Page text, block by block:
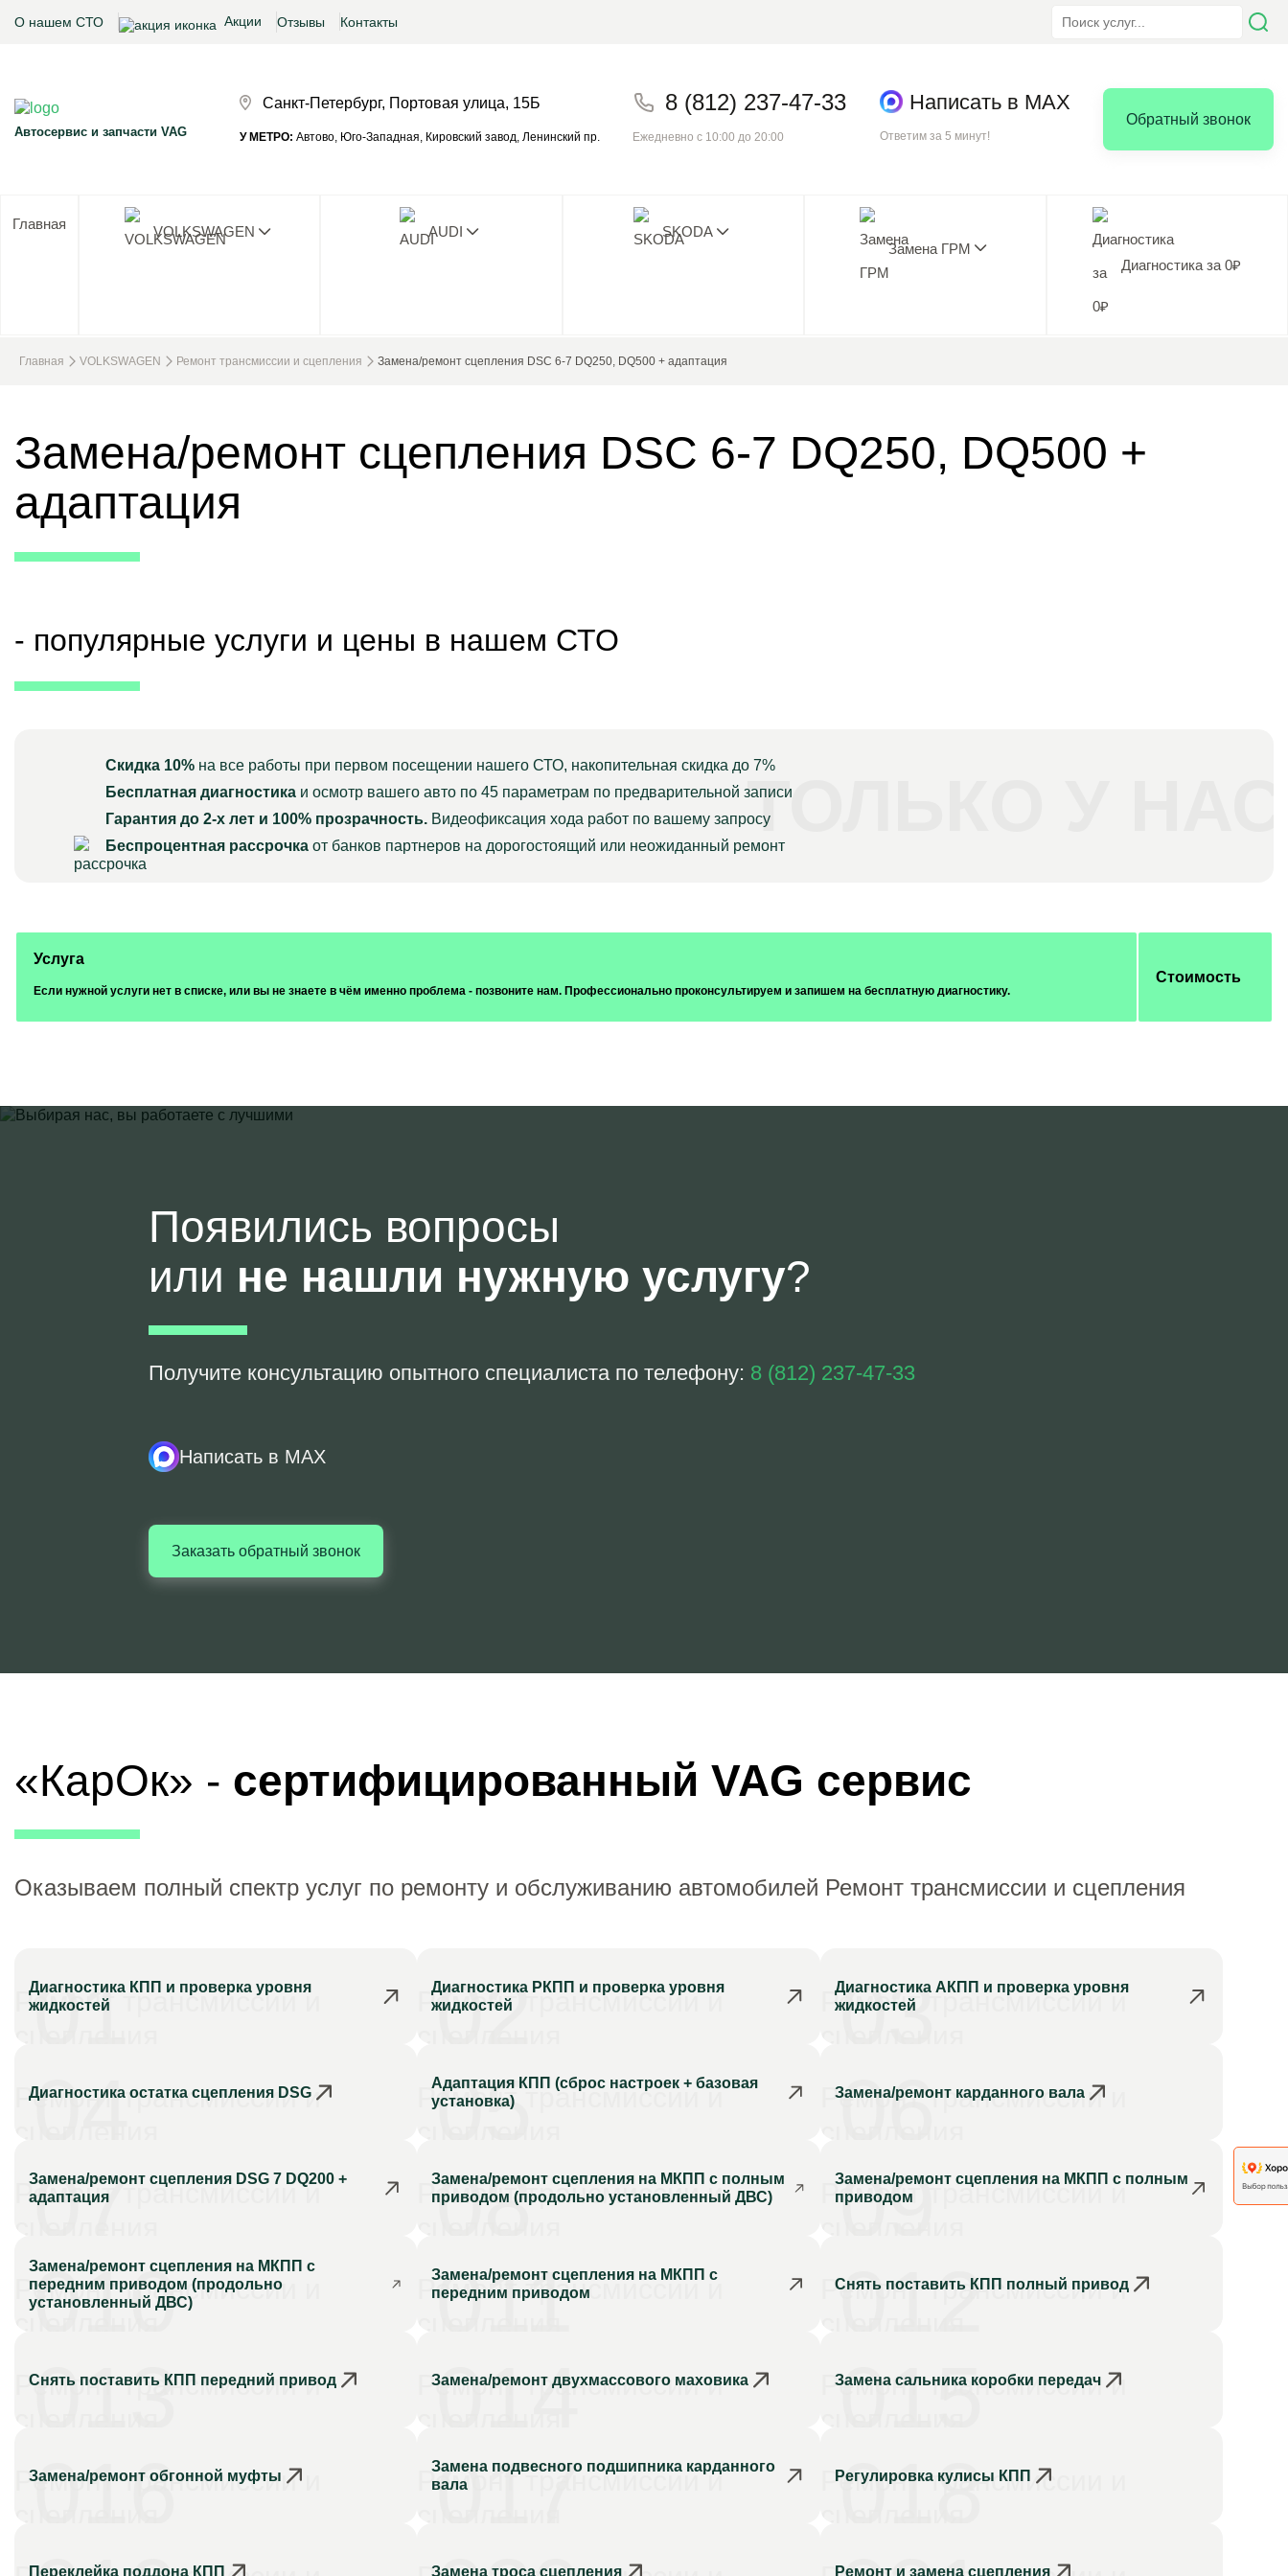
О нашем СТО Акции Отзывы Контакты
Автосервис и запчасти VAG
Санкт-Петербург, Портовая улица, 15Б
У МЕТРО: Автово, Юго-Западная, Кировский завод, Ленинский пр.
8 (812) 237-47-33
Ежедневно с 10:00 до 20:00
Написать в MAX
Ответим за 5 минут!
Обратный звонок
Главная VOLKSWAGEN AUDI
SKODA
Замена ГРМ
Диагностика за 0₽
5.0
Главная VOLKSWAGEN Ремонт трансмиссии и сцепления Замена/ремонт сцепления DSC 6-7 DQ250, DQ500 + адаптация
Замена/ремонт сцепления DSC 6-7 DQ250, DQ500 +
адаптация
- популярные услуги и цены в нашем СТО
Скидка 10% на все работы при первом посещении нашего СТО, накопительная скидка до 7%
Бесплатная диагностика и осмотр вашего авто по 45 параметрам по предварительной записи
Гарантия до 2-х лет и 100% прозрачность. Видеофиксация хода работ по вашему запросу
Беспроцентная рассрочка от банков партнеров на дорогостоящий или неожиданный ремонтТОЛЬКО У НАС
Услуга
Если нужной услуги нет в списке, или вы не знаете в чём именно проблема - позвоните нам. Профессионально проконсультируем и запишем на бесплатную диагностику.
Стоимость
Появились вопросы
или не нашли нужную услугу?
Получите консультацию опытного специалиста по телефону: 8 (812) 237-47-33
Написать в MAX
Заказать обратный звонок
«КарОк» - сертифицированный VAG сервис
Оказываем полный спектр услуг по ремонту и обслуживанию автомобилей Ремонт трансмиссии и сцепления
01
Ремонт трансмиссии и
Диагностика КПП и проверка уровня
жидкостей
02
Ремонт трансмиссии и
Диагностика РКПП и проверка уровня
жидкостей
03
Ремонт трансмиссии и
Диагностика АКПП и проверка уровня
жидкостей
04
Ремонт трансмиссии и
Диагностика остатка сцепления DSG 05
Ремонт трансмиссии и
Адаптация КПП (сброс настроек + базовая
установка)
06
Ремонт трансмиссии и
Замена/ремонт карданного вала
07
Ремонт трансмиссии и
Замена/ремонт сцепления DSG 7 DQ200 +
адаптация
08
Ремонт трансмиссии и
Замена/ремонт сцепления на МКПП с полным
приводом (продольно установленный ДВС)
09
Ремонт трансмиссии и
Замена/ремонт сцепления на МКПП с полным
приводом
010
Ремонт трансмиссии и
Замена/ремонт сцепления на МКПП с
передним приводом (продольно
установленный ДВС)
011
Ремонт трансмиссии и
Замена/ремонт сцепления на МКПП с
передним приводом
012
Ремонт трансмиссии и
Снять поставить КПП полный привод
013
Ремонт трансмиссии и
Снять поставить КПП передний привод 014
Ремонт трансмиссии и
Замена/ремонт двухмассового маховика 015
Ремонт трансмиссии и
Замена сальника коробки передач
016
Ремонт трансмиссии и
Замена/ремонт обгонной муфты 017
Ремонт трансмиссии и
Замена подвесного подшипника карданного
вала
018
Ремонт трансмиссии и
Регулировка кулисы КПП
Переклейка поддона КПП Замена троса сцепления Ремонт и замена сцепления